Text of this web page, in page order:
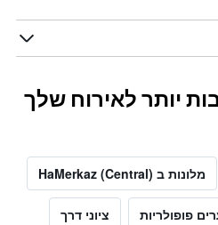
יותר לאירוח שלך
מלונות ב HaMerkaz (Central)
פופולריות ציוני דרך